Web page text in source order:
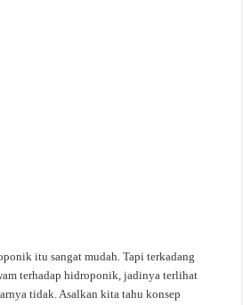
itu sangat mudah. Tapi terkadang
terhadap hidroponik, jadinya terlihat
tidak. Asalkan kita tahu konsep